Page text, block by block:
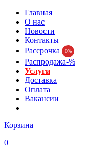
Главная
О нас
Новости
Контакты
Рассрочка
0%
Распродажа-%
Услуги
Доставка
Оплата
Вакансии
Корзина
0